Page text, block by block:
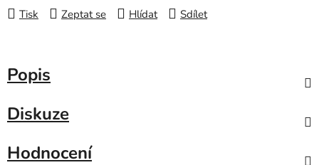
Tisk Zeptat se Hlídat Sdílet
Popis
Diskuze
Hodnocení